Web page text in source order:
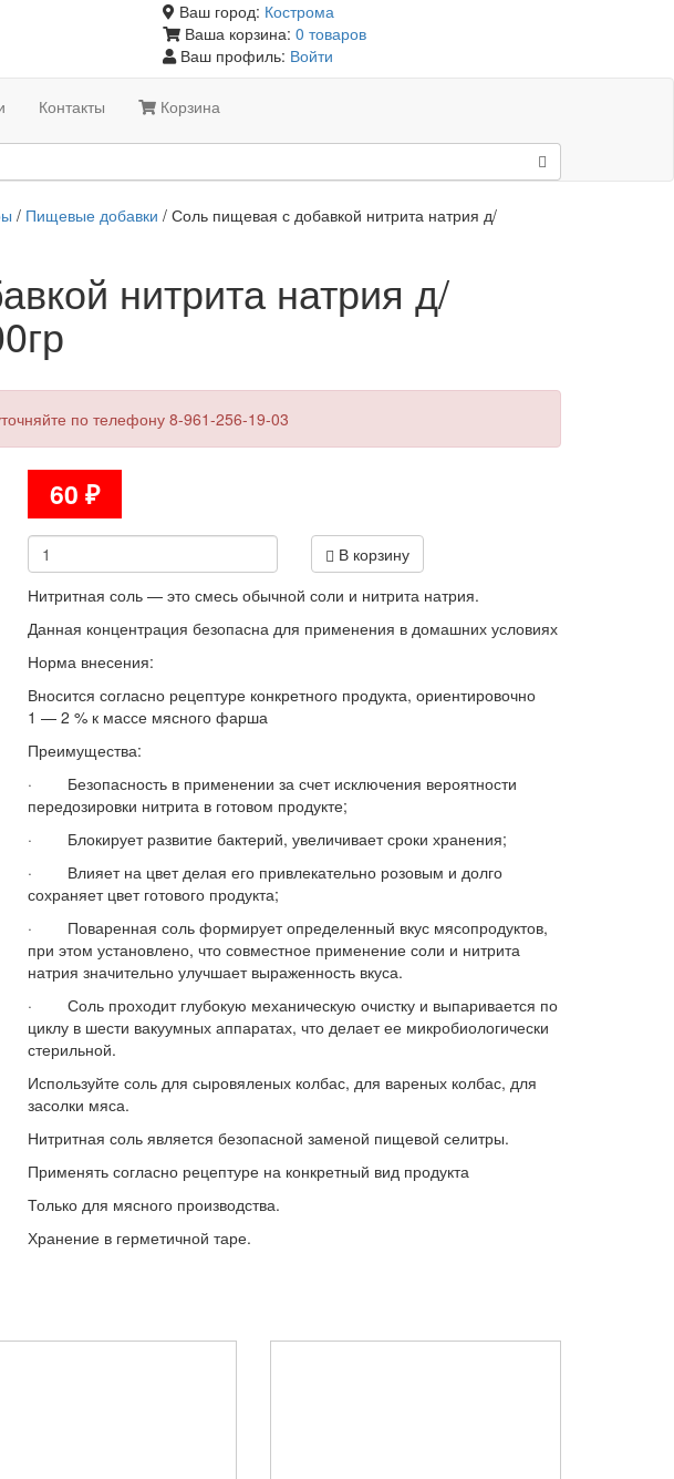
Ваш город: Кострома
Ваша корзина: 0 товаров
Ваш профиль: Войти
Контакты Корзина
/ Пищевые добавки / Соль пищевая с добавкой нитрита натрия д/
нитрита натрия д/
по телефону 8-961-256-19-03
60₽
В корзину
Нитритная соль — это смесь обычной соли и нитрита натрия.
Данная концентрация безопасна для применения в домашних условиях
Норма внесения:
Вносится согласно рецептуре конкретного продукта, ориентировочно
1 — 2 % к массе мясного фарша
Преимущества:
· Безопасность в применении за счет исключения вероятности
передозировки нитрита в готовом продукте;
· Блокирует развитие бактерий, увеличивает сроки хранения;
· Влияет на цвет делая его привлекательно розовым и долго
сохраняет цвет готового продукта;
· Поваренная соль формирует определенный вкус мясопродуктов,
при этом установлено, что совместное применение соли и нитрита
натрия значительно улучшает выраженность вкуса.
· Соль проходит глубокую механическую очистку и выпаривается по
циклу в шести вакуумных аппаратах, что делает ее микробиологически
стерильной.
Используйте соль для сыровяленых колбас, для вареных колбас, для
засолки мяса.
Нитритная соль является безопасной заменой пищевой селитры.
Применять согласно рецептуре на конкретный вид продукта
Только для мясного производства.
Хранение в герметичной таре.